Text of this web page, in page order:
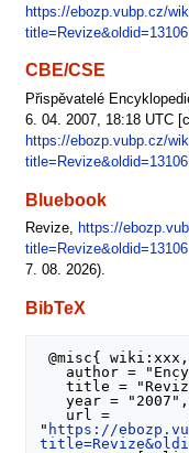
https://ebozp.vubp.cz/
title=Revize&oldid=13106
CBE/CSE
Přispěvatelé
6. 04. 2007, 18:18 UTC
https://ebozp.vubp.cz/
title=Revize&oldid=13106
Bluebook
Revize, https://
title=Revize&oldid=13106
7. 08. 2026).
BibTeX
@misc{ wiki:xxx,
   title = "Revize --- ",
   year = "2007",
" https://